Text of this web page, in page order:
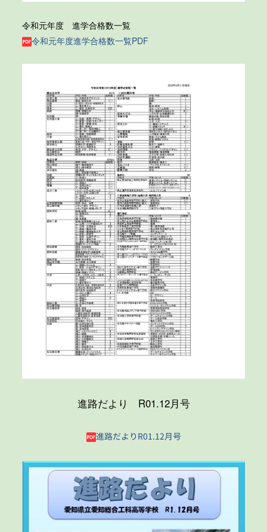
令和元年度 進学合格数一覧
令和元年度進学合格数一覧PDF
進路だより R01.12月号
進路だよりR01.12月号